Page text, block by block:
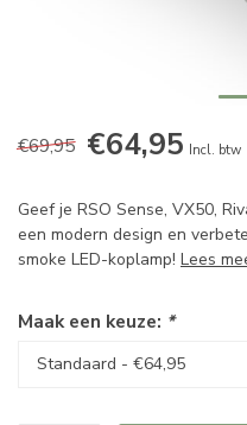
€69,95 €64,95 Incl. btw
Geef je RSO Sense, VX50,
een modern design en
smoke LED-koplamp! Lees
Maak een keuze: *